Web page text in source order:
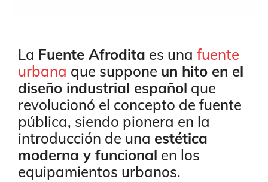
La Fuente Afrodita es una fuente
urbana que suppone un hito en el
diseño industrial español que
revolucionó el concepto de fuente
pública, siendo pionera en la
introducción de una estética
moderna y funcional en los
equipamientos urbanos.